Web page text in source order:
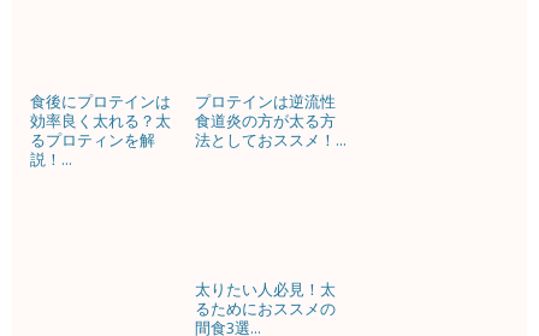
食後にプロテインは
効率良く太れる？太
るプロティンを解
説！...
プロテインは逆流性
食道炎の方が太る方
法としておススメ！...
太りたい人必見！太
るためにおススメの
間食3選...